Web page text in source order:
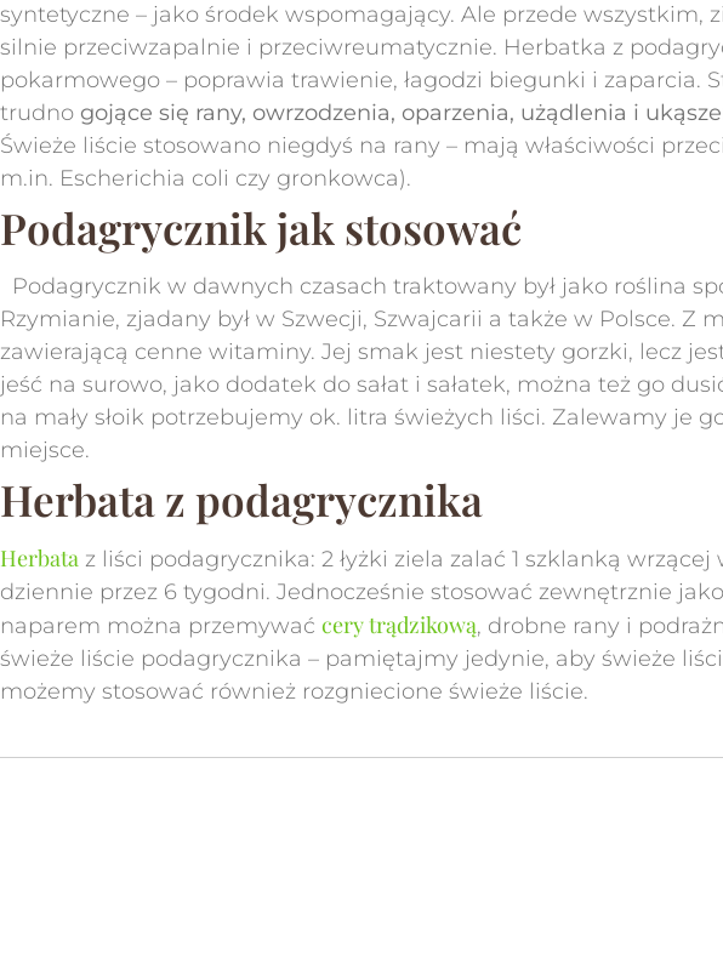
syntetyczne – jako środek wspomagający. Ale przede wszystkim,
silnie przeciwzapalnie i przeciwreumatycznie. Herbatka z
pokarmowego – poprawia trawienie, łagodzi biegunki i
trudno gojące się rany, owrzodzenia, oparzenia, użądlenia i
Świeże liście stosowano niegdyś na rany – mają właściwości
m.in. Escherichia coli czy gronkowca).
Podagrycznik jak stosować
Podagrycznik w dawnych czasach traktowany był jako roślina
Rzymianie, zjadany był w Szwecji, Szwajcarii a także w Polsce. Z
zawierającą cenne witaminy. Jej smak jest niestety gorzki, lecz
jeść na surowo, jako dodatek do sałat i sałatek, można też go
na mały słoik potrzebujemy ok. litra świeżych liści. Zalewamy je
miejsce.
Herbata z podagrycznika
Herbata z liści podagrycznika: 2 łyżki ziela zalać 1 szklanką
dziennie przez 6 tygodni. Jednocześnie stosować zewnętrznie
naparem można przemywać cery trądzikową, drobne rany i
świeże liście podagrycznika – pamiętajmy jedynie, aby świeże
możemy stosować również rozgniecione świeże liście.